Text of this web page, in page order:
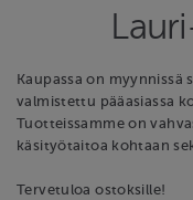
Kaupassa on
valmistettu pääasiassa
Tuotteissamme on
käsityötaitoa kohtaan
Tervetuloa ostoksille!